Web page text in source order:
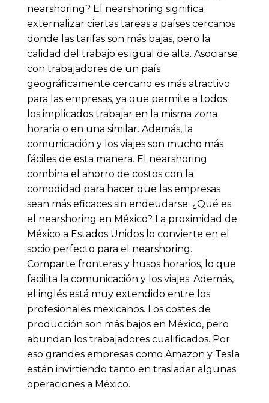
nearshoring? El nearshoring significa
externalizar ciertas tareas a países cercanos
donde las tarifas son más bajas, pero la
calidad del trabajo es igual de alta. Asociarse
con trabajadores de un país
geográficamente cercano es más atractivo
para las empresas, ya que permite a todos
los implicados trabajar en la misma zona
horaria o en una similar. Además, la
comunicación y los viajes son mucho más
fáciles de esta manera. El nearshoring
combina el ahorro de costos con la
comodidad para hacer que las empresas
sean más eficaces sin endeudarse. ¿Qué es
el nearshoring en México? La proximidad de
México a Estados Unidos lo convierte en el
socio perfecto para el nearshoring.
Comparte fronteras y husos horarios, lo que
facilita la comunicación y los viajes. Además,
el inglés está muy extendido entre los
profesionales mexicanos. Los costes de
producción son más bajos en México, pero
abundan los trabajadores cualificados. Por
eso grandes empresas como Amazon y Tesla
están invirtiendo tanto en trasladar algunas
operaciones a México.